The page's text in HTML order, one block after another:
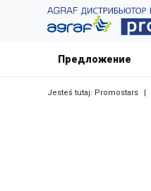
Предложение
Jesteś tutaj: Promostars